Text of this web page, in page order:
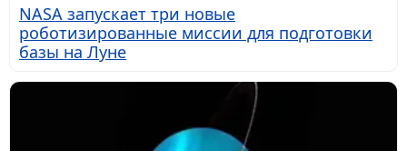
NASA запускает три новые
роботизированные миссии для подготовки
базы на Луне